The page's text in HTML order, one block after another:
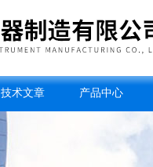
技术文章 产品中心